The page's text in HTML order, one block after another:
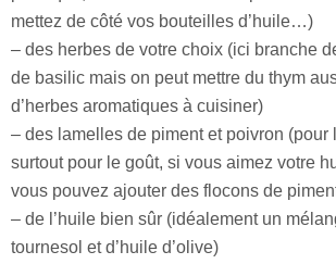
mettez de côté vos bouteilles d’huile…)
– des herbes de votre choix (ici branche
de basilic mais on peut mettre du thym
d’herbes aromatiques à cuisiner)
– des lamelles de piment et poivron (pour
surtout pour le goût, si vous aimez votre
vous pouvez ajouter des flocons de
– de l’huile bien sûr (idéalement un
tournesol et d’huile d’olive)